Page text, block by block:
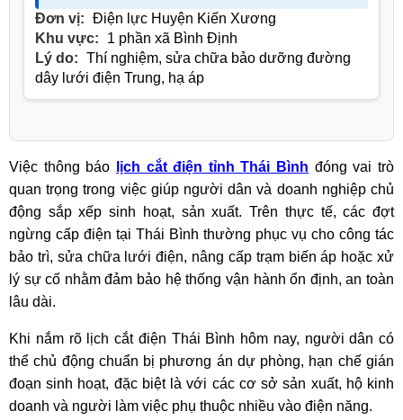
Đơn vị: Điện lực Huyện Kiến Xương
Khu vực:
1 phần xã Bình Định
Lý do: Thí nghiệm, sửa chữa bảo dưỡng đường
dây lưới điện Trung, hạ áp
Việc thông báo lịch cắt điện tỉnh Thái Bình đóng vai trò
quan trọng trong việc giúp người dân và doanh nghiệp chủ
động sắp xếp sinh hoạt, sản xuất. Trên thực tế, các đợt
ngừng cấp điện tại Thái Bình thường phục vụ cho công tác
bảo trì, sửa chữa lưới điện, nâng cấp trạm biến áp hoặc xử
lý sự cố nhằm đảm bảo hệ thống vận hành ổn định, an toàn
lâu dài.
Khi nắm rõ lịch cắt điện Thái Bình hôm nay, người dân có
thể chủ động chuẩn bị phương án dự phòng, hạn chế gián
đoạn sinh hoạt, đặc biệt là với các cơ sở sản xuất, hộ kinh
doanh và người làm việc phụ thuộc nhiều vào điện năng.